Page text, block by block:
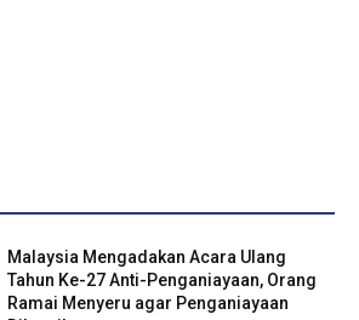
Malaysia Mengadakan Acara Ulang
Tahun Ke-27 Anti-Penganiayaan, Orang
Ramai Menyeru agar Penganiayaan